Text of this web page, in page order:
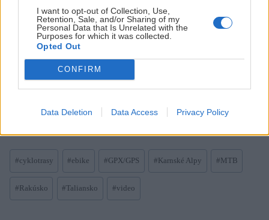
I want to opt-out of Collection, Use,
Retention, Sale, and/or Sharing of my
Personal Data that Is Unrelated with the
Purposes for which it was collected.
Opted Out
CONFIRM
Data Deletion Data Access Privacy Policy
Fotogaléria
#cyklotrasy #ebike #GPX/GPS # Karnské Alpy # MTB
#Rakúsko #Taliansko #video